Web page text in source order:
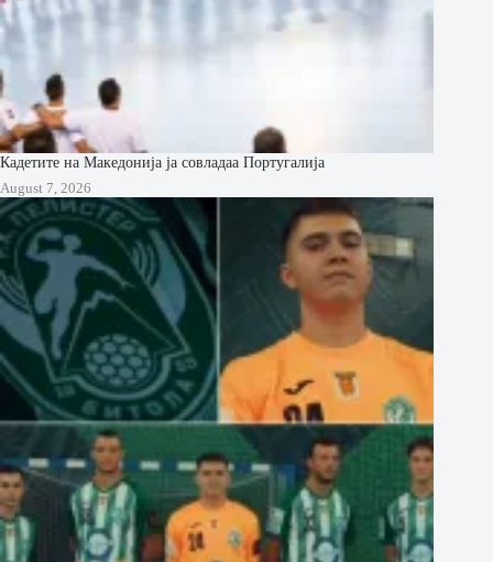
Кадетите на Македонија ја совладаа Португалија
August 7, 2026